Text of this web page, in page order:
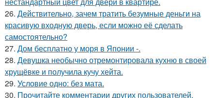
26. Действительно, зачем тратить безумные деньги на
красивую входную дверь, если можно её сделать
самостоятельно?
27. Дом бесплатно у моря в Японии -.
28. Девушка необычно отремонтировала кухню в своей
хрущёвке и получила кучу хейта.
29. Условие одно: без мата.
30. Прочитайте комментарии других пользователей,